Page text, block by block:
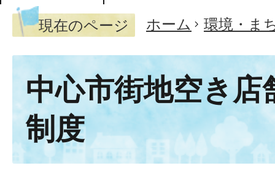
現在のページ ホーム 環境・ま
中心市街地空き店
制度